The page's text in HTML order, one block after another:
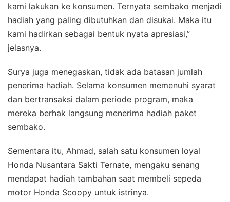
kami lakukan ke konsumen. Ternyata sembako menjadi
hadiah yang paling dibutuhkan dan disukai. Maka itu
kami hadirkan sebagai bentuk nyata apresiasi,”
jelasnya.
Surya juga menegaskan, tidak ada batasan jumlah
penerima hadiah. Selama konsumen memenuhi syarat
dan bertransaksi dalam periode program, maka
mereka berhak langsung menerima hadiah paket
sembako.
Sementara itu, Ahmad, salah satu konsumen loyal
Honda Nusantara Sakti Ternate, mengaku senang
mendapat hadiah tambahan saat membeli sepeda
motor Honda Scoopy untuk istrinya.